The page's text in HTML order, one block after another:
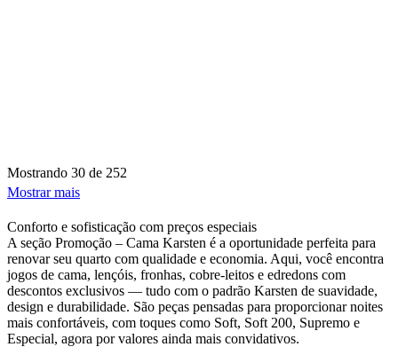
Mostrando 30 de 252
Mostrar mais
Conforto e sofisticação com preços especiais
A seção Promoção – Cama Karsten é a oportunidade perfeita para
renovar seu quarto com qualidade e economia. Aqui, você encontra
jogos de cama, lençóis, fronhas, cobre-leitos e edredons com
descontos exclusivos — tudo com o padrão Karsten de suavidade,
design e durabilidade. São peças pensadas para proporcionar noites
mais confortáveis, com toques como Soft, Soft 200, Supremo e
Especial, agora por valores ainda mais convidativos.